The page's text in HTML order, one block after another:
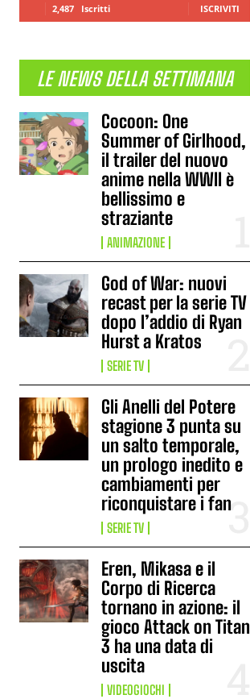
2,487 Iscritti ISCRIVITI
LE NEWS DELLA SETTIMANA
Cocoon: One
Summer of Girlhood,
il trailer del nuovo
anime nella WWII è
bellissimo e
straziante
ANIMAZIONE
God of War: nuovi
recast per la serie TV
dopo l’addio di Ryan
Hurst a Kratos
SERIE TV
Gli Anelli del Potere
stagione 3 punta su
un salto temporale,
un prologo inedito e
cambiamenti per
riconquistare i fan
SERIE TV
Eren, Mikasa e il
Corpo di Ricerca
tornano in azione: il
gioco Attack on Titan
3 ha una data di
uscita
VIDEOGIOCHI